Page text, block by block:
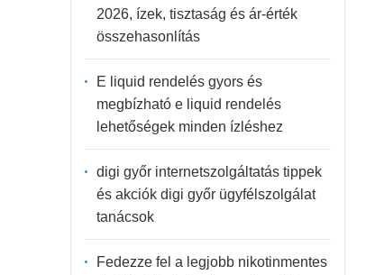
2026, ízek, tisztaság és ár-érték
összehasonlítás
E liquid rendelés gyors és
megbízható e liquid rendelés
lehetőségek minden ízléshez
digi győr internetszolgáltatás tippek
és akciók digi győr ügyfélszolgálat
tanácsok
Fedezze fel a legjobb nikotinmentes